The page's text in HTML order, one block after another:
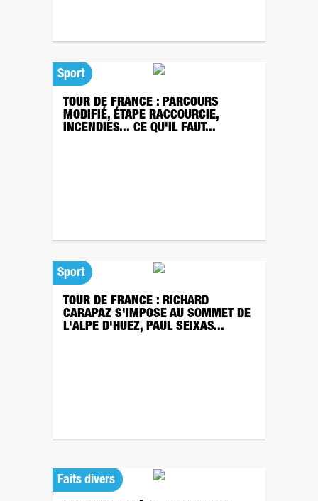
Sport
TOUR DE FRANCE : PARCOURS
MODIFIÉ, ÉTAPE RACCOURCIE,
INCENDIES... CE QU'IL FAUT...
Sport
TOUR DE FRANCE : RICHARD
CARAPAZ S'IMPOSE AU SOMMET DE
L'ALPE D'HUEZ, PAUL SEIXAS...
Faits divers